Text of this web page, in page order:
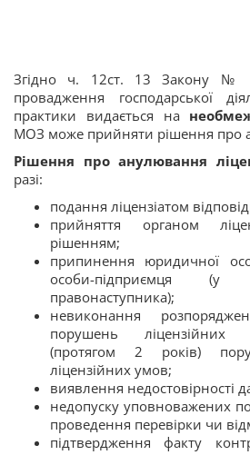
Згідно ч. 12ст. 13 Закону №
провадження господарської
практики видається на
МОЗ може прийняти рішення про
Рішення про анулювання
разі:
подання ліцензіатом
прийняття органом
рішенням;
припинення юридичної
особи-підприємця (у
правонаступника);
невиконання
порушень ліцензійних
(протягом 2 років)
ліцензійних умов;
виявлення недостовірності
недопуску уповноважених
проведення перевірки чи
підтвердження факту